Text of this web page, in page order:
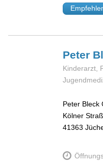
Peter
Kinderarzt,
Peter Bleck
Kölner
41363